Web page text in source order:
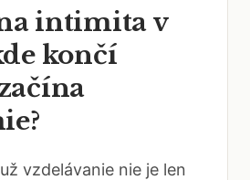
intimita v
končí
vzdelávanie nie je len